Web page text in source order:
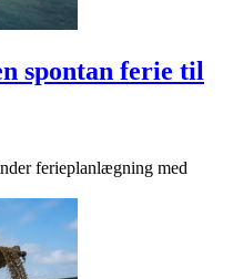
spontan ferie til
ferieplanlægning med